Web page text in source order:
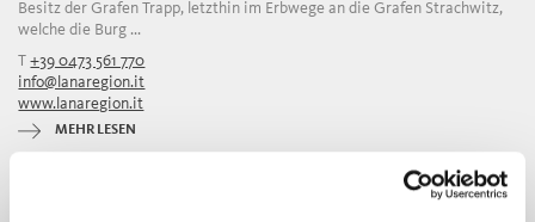
Besitz der Grafen Trapp, letzthin im Erbwege an die Grafen Strachwitz,
welche die Burg ...
T+39 0473 561 770
info@lanaregion.it
www.lanaregion.it
MEHR LESEN